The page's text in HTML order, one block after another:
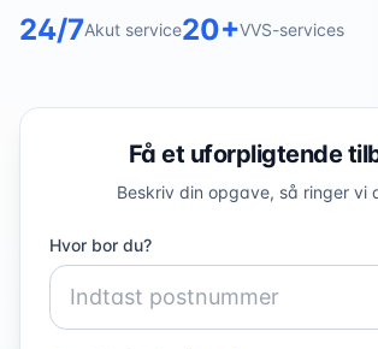
24/7Akut service20+VVS-services
Få et uforpligtende
Beskriv din opgave, så ringer vi
Hvor bor du?